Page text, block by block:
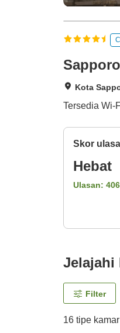
Kota
Tersedia Wi-
Skor
Hebat
Ulasan: 406
Jelajahi
Filter
16 tipe kamar